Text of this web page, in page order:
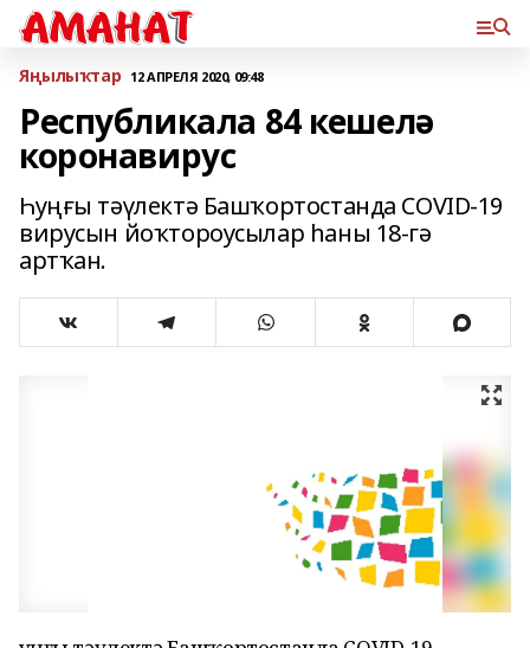
Яңылыҡтар 12 АПРЕЛЯ 2020, 09:48
Республикала 84 кешелә
коронавирус
Һуңғы тәүлектә Башҡортостанда COVID-19
вирусын йоҡтороусылар һаны 18-гә
артҡан.